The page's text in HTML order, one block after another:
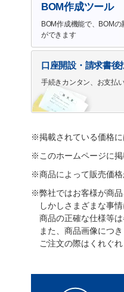
BOM作成ツール
BOM作成機能で、BOM
ができます
口座開設・請求書後
手続きカンタン、お支払
※掲載されている価格に
※このホームページに掲
※商品によって販売価格
※弊社ではお客様が商品
しかしさまざまな事
商品の正確な仕様等
また、商品画像につ
ご注文の際はくれぐ